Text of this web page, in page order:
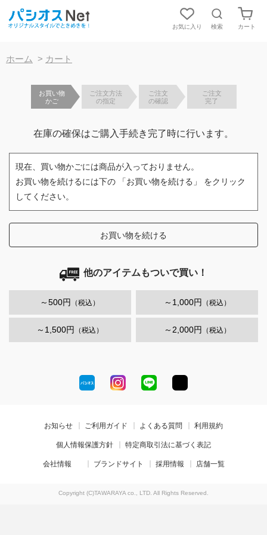
お気に入り 検索 カート
ホーム > カート
お買い物
かご
ご注文方法
の指定
ご注文
の確認
ご注文
完了
在庫の確保はご購入手続き完了時に行います。
現在、買い物かごには商品が入っておりません。
お買い物を続けるには下の 「お買い物を続ける」 をクリック
してください。
お買い物を続ける
他のアイテムもついで買い！
～500円 （税込） ～1,000円 （税込）
～1,500円 （税込） ～2,000円 （税込）
お知らせ ご利用ガイド よくある質問 利用規約
個人情報保護方針 特定商取引法に基づく表記
会社情報 ブランドサイト 採用情報 店舗一覧
Copyright (C)TAWARAYA co., LTD. All Rights Reserved.